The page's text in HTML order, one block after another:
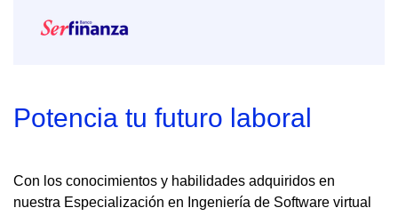
Potencia tu futuro laboral
Con los conocimientos y habilidades adquiridos en
nuestra Especialización en Ingeniería de Software virtual